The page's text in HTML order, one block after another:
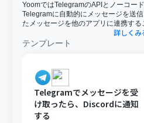
YoomではTelegramのAPIとノーコー
Telegramに自動的にメッセージを送
たメッセージを他のアプリに連携する
詳しくみ
テンプレート
Telegramでメッセージを受
け取ったら、Discordに通知
する